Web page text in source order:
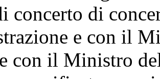
concerto di
e con il
con il Ministro